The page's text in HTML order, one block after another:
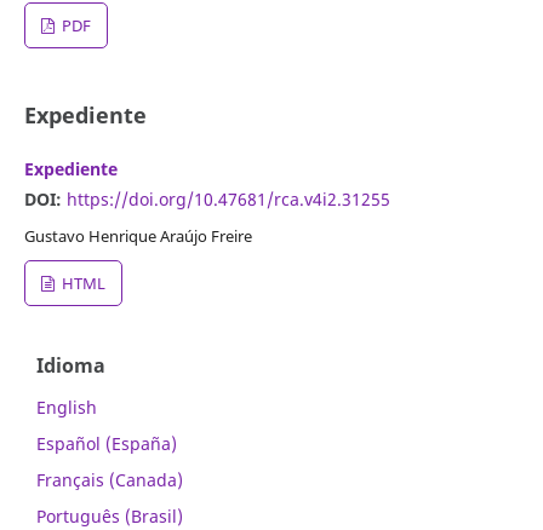
PDF
Expediente
Expediente
DOI: https://doi.org/10.47681/rca.v4i2.31255
Gustavo Henrique Araújo Freire
HTML
Idioma
English
Español (España)
Français (Canada)
Português (Brasil)